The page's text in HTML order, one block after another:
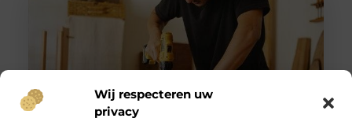
Wij respecteren uw
privacy